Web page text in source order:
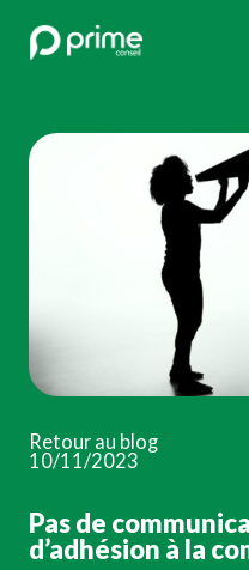
Retour au blog
10/11/2023
Pas de
d’adhésion à la